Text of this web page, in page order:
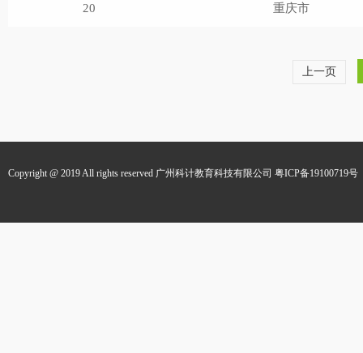
20 重庆市
上一页
Copyright @ 2019 All rights reserved 广州科计教育科技有限公司 粤ICP备19100719号